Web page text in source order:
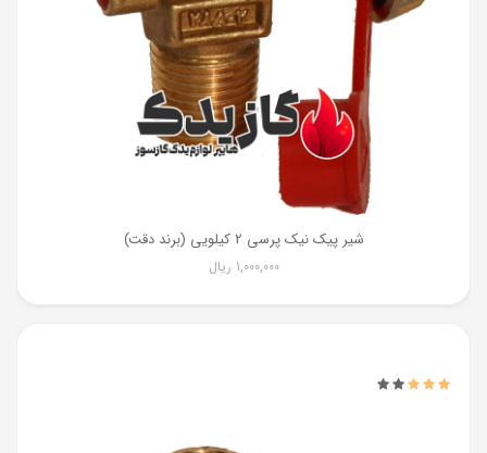
شیر پیک نیک پرسی 2 کیلویی (برند دقت)
1,000,000 ریال